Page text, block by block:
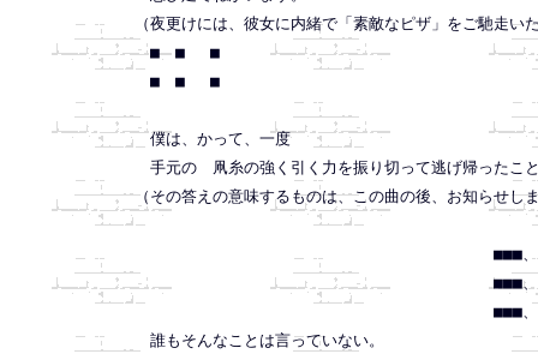
（夜更けには、彼女に内緒で「素敵なピザ」をご馳走い
■　■　 ■
■　■　 ■
僕は、かって、一度
手元の　凧糸の強く引く力を振り切って逃げ帰ったこ
（その答えの意味するものは、この曲の後、お知らせし
■■■、■■■、
■■■、■■■、
■■■、■■■、
誰もそんなことは言っていない。